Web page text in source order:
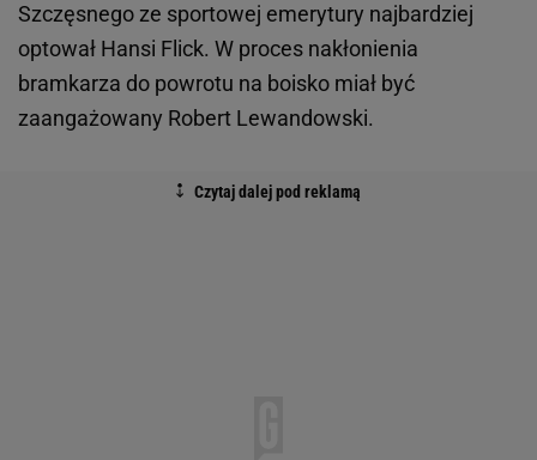
Szczęsnego ze sportowej emerytury najbardziej
optował Hansi Flick. W proces nakłonienia
bramkarza do powrotu na boisko miał być
zaangażowany Robert Lewandowski.